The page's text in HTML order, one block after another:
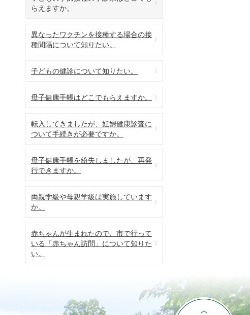
らえますか。
異なったワクチンを接種する場合の接
種間隔について知りたい。
子どもの健診について知りたい。
母子健康手帳はどこでもらえますか。
転入してきましたが、妊婦健康診査に
ついて手続きが必要ですか。
母子健康手帳を紛失しましたが、再発
行できますか。
両親学級や母親学級は実施しています
か。
赤ちゃんが生まれたので、市で行って
いる「赤ちゃん訪問」について知りた
い。